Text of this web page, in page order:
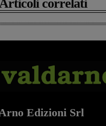
correlati
Edizioni Srl